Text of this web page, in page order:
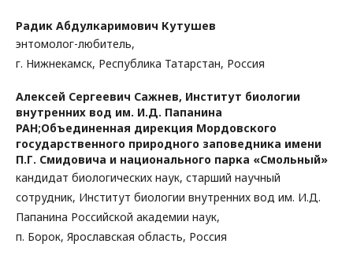
Радик Абдулкаримович Кутушев
энтомолог-любитель,
г. Нижнекамск, Республика Татарстан, Россия
Алексей Сергеевич Сажнев, Институт биологии
внутренних вод им. И.Д. Папанина
РАН;Объединенная дирекция Мордовского
государственного природного заповедника имени
П.Г. Смидовича и национального парка «Смольный»
кандидат биологических наук, старший научный
сотрудник, Институт биологии внутренних вод им. И.Д.
Папанина Российской академии наук,
п. Борок, Ярославская область, Россия